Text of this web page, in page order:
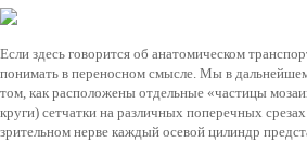
Если здесь говорится об анатомическом
понимать в переносном смысле. Мы в
том, как расположены отдельные «частицы
круги) сетчатки на различных поперечных
зрительном нерве каждый осевой цилиндр